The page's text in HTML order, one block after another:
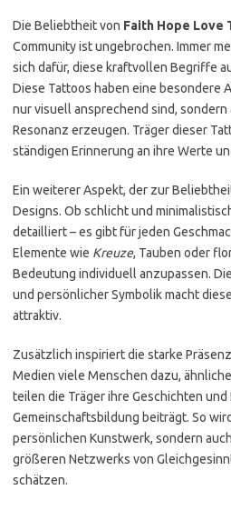
Die Beliebtheit von Faith Hope Love
Community ist ungebrochen. Immer
sich dafür, diese kraftvollen Begriffe
Diese Tattoos haben eine besondere
nur visuell ansprechend sind,
Resonanz erzeugen. Träger dieser
ständigen Erinnerung an ihre Werte
Ein weiterer Aspekt, der zur
Designs. Ob schlicht und
detailliert – es gibt für jeden
Elemente wie Kreuze, Tauben oder
Bedeutung individuell anzupassen.
und persönlicher Symbolik macht
attraktiv.
Zusätzlich inspiriert die starke
Medien viele Menschen dazu,
teilen die Träger ihre Geschichten
Gemeinschaftsbildung beiträgt. So
persönlichen Kunstwerk, sondern
größeren Netzwerks von
schätzen.